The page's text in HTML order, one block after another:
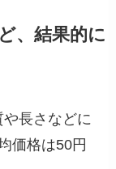
、結果的に
や長さなどに
価格は50円